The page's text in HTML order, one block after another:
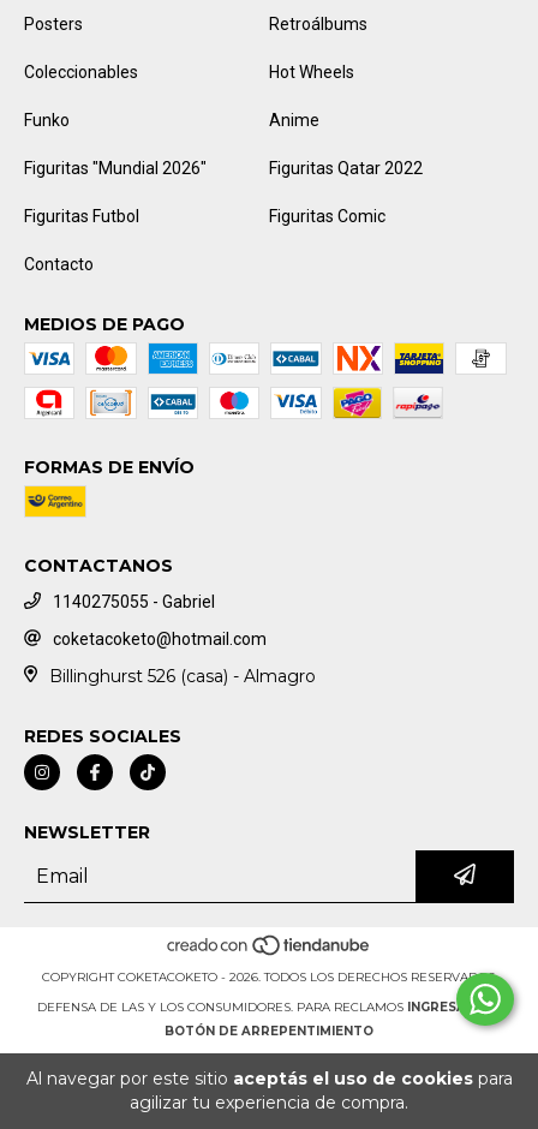
Al navegar por este sitio aceptás el uso de cookiespara
agilizar tu experiencia de compra.
Posters Retroálbums
Coleccionables Hot Wheels
Funko Anime
Figuritas "Mundial 2026" Figuritas Qatar 2022
Figuritas Futbol Figuritas Comic
Contacto
MEDIOS DE PAGO
FORMAS DE ENVÍO
CONTACTANOS
1140275055 - Gabriel
coketacoketo@hotmail.com
Billinghurst 526 (casa) - Almagro
REDES SOCIALES
NEWSLETTER
COPYRIGHT COKETACOKETO - 2026. TODOS LOS DERECHOS RESERVADOS.
DEFENSA DE LAS Y LOS CONSUMIDORES. PARA RECLAMOS INGRESÁ ACÁ.
BOTÓN DE ARREPENTIMIENTO